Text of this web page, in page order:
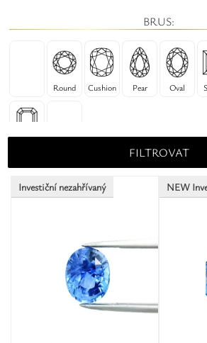
BRUS:
Cushion Oval
Pear
Round
FILTROVAT
Investiční nezahřívaný NEW